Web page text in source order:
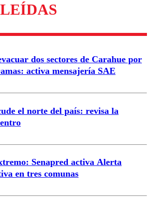
Enviar comentario
dos sectores de Carahue por
activa mensajería SAE
el norte del país: revisa la
Senapred activa Alerta
en tres comunas